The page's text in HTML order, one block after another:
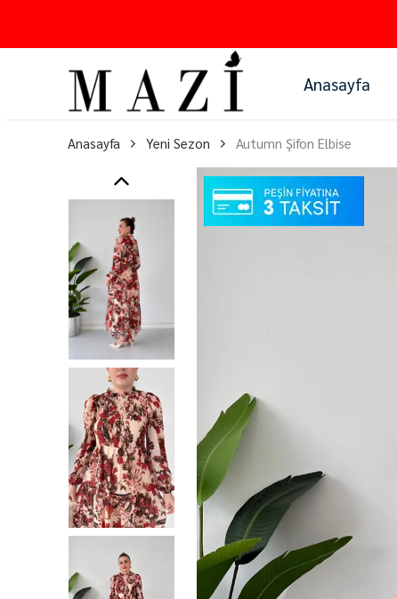
Anasayfa
Anasayfa Yeni Sezon Autumn Şifon Elbise